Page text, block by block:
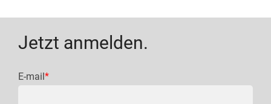
Jetzt anmelden.
E-mail*